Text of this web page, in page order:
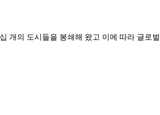
개의 도시들을 봉쇄해 왔고 이에 따라 글로